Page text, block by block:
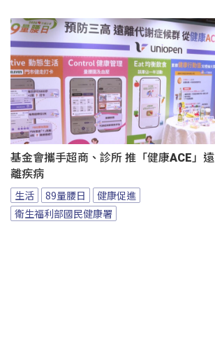
基金會攜手超商、診所 推「健康ACE」遠
離疾病
生活 89量腰日
健康促進
衛生福利部國民健康署